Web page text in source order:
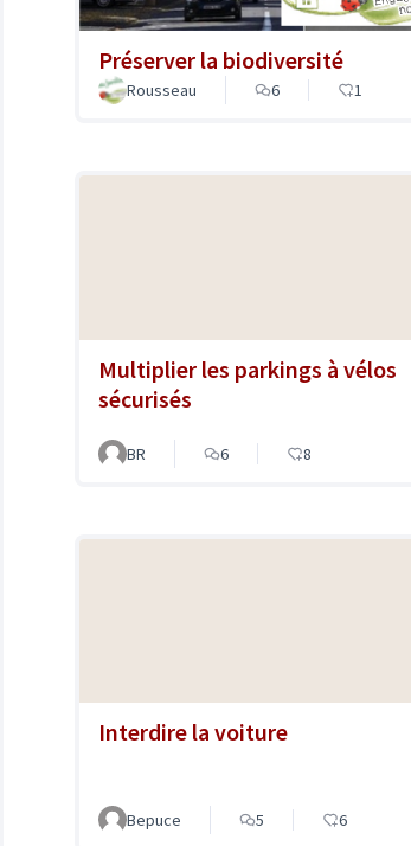
Préserver la biodiversité
Rousseau
6 1
Multiplier les parkings à vélos
sécurisés
BR 6 8
Interdire la voiture
Bepuce 5 6